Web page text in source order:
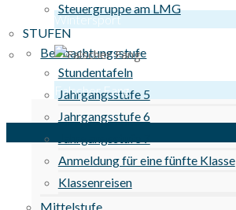
Steuergruppe am LMG
STUFEN
Beobachtungsstufe
Stundentafeln
Jahrgangsstufe 5
Jahrgangsstufe 6
Anmeldung für eine fünfte Klasse
Klassenreisen
Mittelstufe
Wintersport
Falscher Fang